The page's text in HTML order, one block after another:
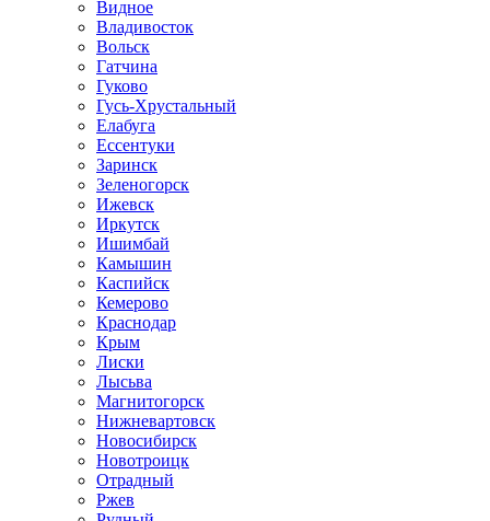
Видное
Владивосток
Вольск
Гатчина
Гуково
Гусь-Хрустальный
Елабуга
Ессентуки
Заринск
Зеленогорск
Ижевск
Иркутск
Ишимбай
Камышин
Каспийск
Кемерово
Краснодар
Крым
Лиски
Лысьва
Магнитогорск
Нижневартовск
Новосибирск
Новотроицк
Отрадный
Ржев